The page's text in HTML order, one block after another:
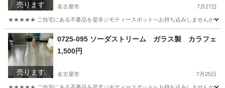
売ります 名古屋市 7月27日
★★★★★ ご自宅にある不要品を是非ジモティースポットへお持ち込みしませんか？
愛知 名古屋市 ルームシューズ
売ります
0725-095 ソーダストリーム ガラス製 カラフェ
1,500円
名古屋市 7月25日